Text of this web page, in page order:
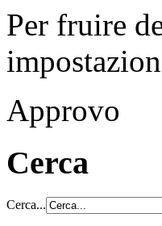
Per fruire
Approvo
Cerca
Cerca...